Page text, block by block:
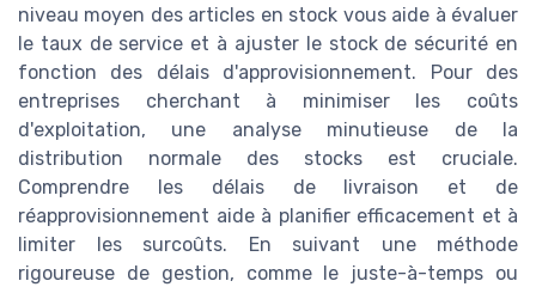
niveau moyen des articles en stock vous aide à évaluer
le taux de service et à ajuster le stock de sécurité en
fonction des délais d'approvisionnement. Pour des
entreprises cherchant à minimiser les coûts
d'exploitation, une analyse minutieuse de la
distribution normale des stocks est cruciale.
Comprendre les délais de livraison et de
réapprovisionnement aide à planifier efficacement et à
limiter les surcoûts. En suivant une méthode
rigoureuse de gestion, comme le juste-à-temps ou